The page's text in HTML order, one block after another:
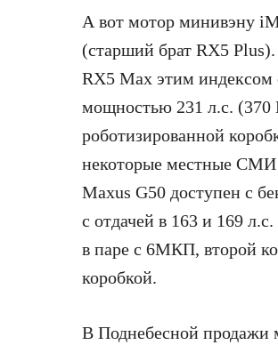
А вот мотор минивэну
(старший брат RX5
RX5 Max этим индексом
мощностью 231 л.с. (370
роботизированной
некоторые местные СМИ
Maxus G50 доступен с
с отдачей в 163 и 169
в паре с 6МКП, второй
коробкой.
В Поднебесной продажи